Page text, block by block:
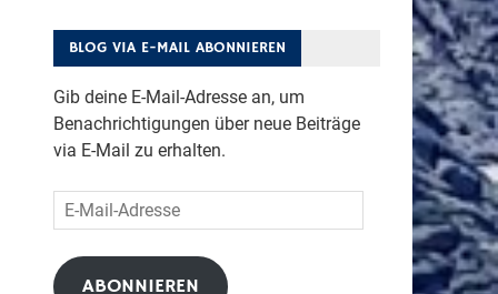
BLOG VIA E-MAIL ABONNIEREN
Gib deine E-Mail-Adresse an, um
Benachrichtigungen über neue Beiträge
via E-Mail zu erhalten.
E-
Mail-
Adresse
ABONNIEREN